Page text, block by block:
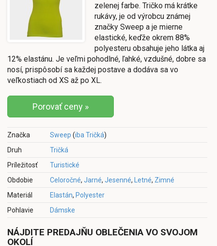
zelenej farbe. Tričko má krátke
rukávy, je od výrobcu známej
značky Sweep a je mierne
elastické, keďže okrem 88%
polyesteru obsahuje jeho látka aj
12% elastánu. Je veľmi pohodlné, ľahké, vzdušné, dobre sa
nosí, prispôsobí sa každej postave a dodáva sa vo
veľkostiach od XS až po XL.
Porovať ceny »
Značka Sweep (iba Tričká)
Druh
Tričká
Príležitosť
Turistické
Obdobie
Celoročné, Jarné, Jesenné, Letné, Zimné
Materiál
Elastán, Polyester
Pohlavie
Dámske
NÁJDITE PREDAJŇU OBLEČENIA VO SVOJOM
OKOLÍ